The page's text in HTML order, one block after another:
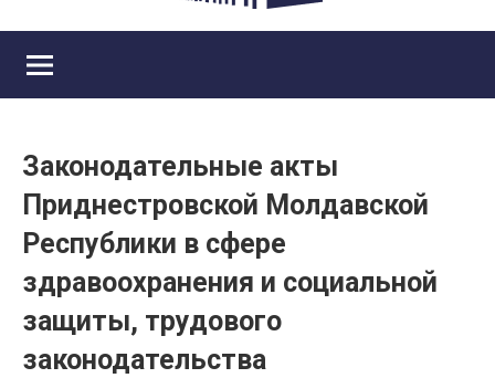
Законодательные акты
Приднестровской Молдавской
Республики в сфере
здравоохранения и социальной
защиты, трудового
законодательства